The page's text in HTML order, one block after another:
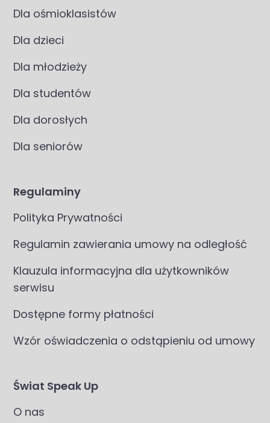
Dla ośmioklasistów
Dla dzieci
Dla młodzieży
Dla studentów
Dla dorosłych
Dla seniorów
Regulaminy
Polityka Prywatności
Regulamin zawierania umowy na odległość
Klauzula informacyjna dla użytkowników
serwisu
Dostępne formy płatności
Wzór oświadczenia o odstąpieniu od umowy
Świat Speak Up
O nas